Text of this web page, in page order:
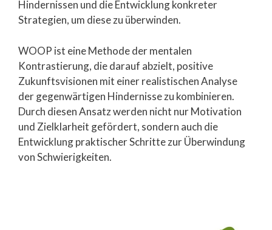
Hindernissen und die Entwicklung konkreter
Strategien, um diese zu überwinden.
WOOP ist eine Methode der mentalen
Kontrastierung, die darauf abzielt, positive
Zukunftsvisionen mit einer realistischen Analyse
der gegenwärtigen Hindernisse zu kombinieren.
Durch diesen Ansatz werden nicht nur Motivation
und Zielklarheit gefördert, sondern auch die
Entwicklung praktischer Schritte zur Überwindung
von Schwierigkeiten.